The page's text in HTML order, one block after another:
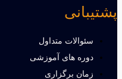
پشتیبانی
سئوالات متداول
دوره های آموزشی
زمان برگزاری